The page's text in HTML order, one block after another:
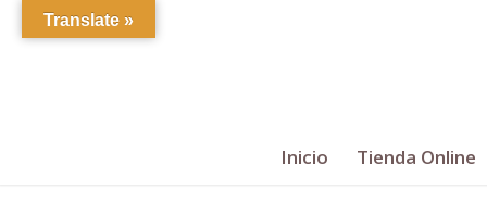
Inicio Tienda Online
Translate »